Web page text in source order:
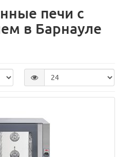
печи с
в Барнауле